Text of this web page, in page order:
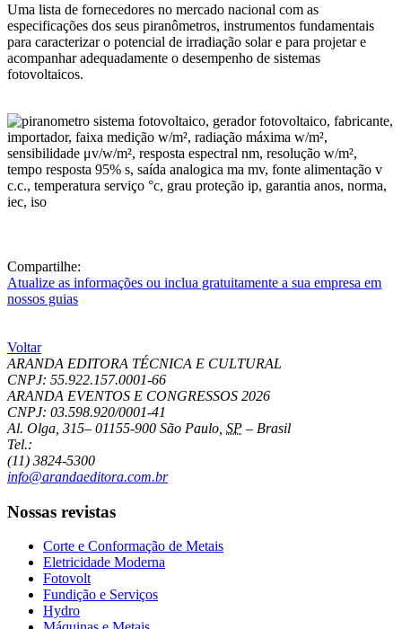
Uma lista de fornecedores no mercado nacional com as
especificações dos seus piranômetros, instrumentos fundamentais
para caracterizar o potencial de irradiação solar e para projetar e
acompanhar adequadamente o desempenho de sistemas
fotovoltaicos.
Compartilhe:
Atualize as informações ou inclua gratuitamente a sua empresa em
nossos guias
Voltar
ARANDA EDITORA TÉCNICA E CULTURAL
CNPJ: 55.922.157.0001-66
ARANDA EVENTOS E CONGRESSOS 2026
CNPJ: 03.598.920/0001-41
Al. Olga, 315– 01155-900 São Paulo SP – Brasil
Tel.:
(11) 3824-5300
info@arandaeditora.com.br
Nossas revistas
Corte e Conformação de Metais
Eletricidade Moderna
Fotovolt
Fundição e Serviços
Hydro